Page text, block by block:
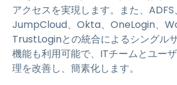
アクセスを実現します。また、ADFS
JumpCloud、Okta、OneLogin、
TrustLoginとの統合によるシングルサ
機能も利用可能で、ITチームとユー
理を改善し、簡素化します。